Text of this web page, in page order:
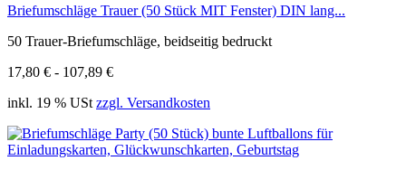
Briefumschläge Trauer (50 Stück MIT Fenster) DIN lang...
50 Trauer-Briefumschläge, beidseitig bedruckt
17,80 € - 107,89 €
inkl. 19 % USt zzgl. Versandkosten